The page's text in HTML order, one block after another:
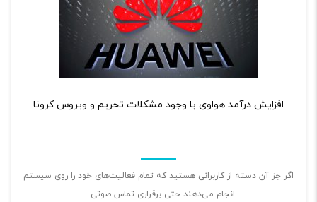
افزایش درآمد هواوی با وجود مشکلات تحریم و ویروس کرونا
اگر جز آن دسته از کاربرانی هستید که تمام فعالیت‌های خود را روی سیستم
انجام می‌دهند حتی برقراری تماس صوتی…